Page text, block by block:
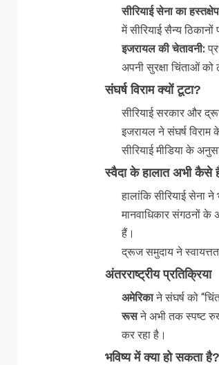
सीरियाई सेना का
में सीरियाई सैन्य
इजरायल की चेतावनी:
अपनी सुरक्षा चिंताओं को
संघर्ष विराम क्यों टूटा?
सीरियाई सरकार और
इजरायल ने संघर्ष विराम
सीरियाई मीडिया के
स्वैदा के हालात अभी कैसे
हालांकि सीरियाई सेना
मानवाधिकार संगठनों
हैं।
द्रूज समुदाय ने
अंतरराष्ट्रीय प्रतिक्रिया
अमेरिकाने संघर्ष को
रूसने अभी तक स्पष्ट
कर रहा है।
भविष्य में क्या हो सकता है?